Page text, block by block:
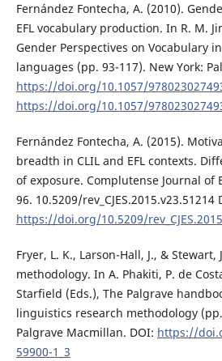
Fernández Fontecha, A. (2010).
EFL vocabulary production. In R. M.
Gender Perspectives on Vocabulary
languages (pp. 93-117). New York:
https://doi.org/10.1057/
https://doi.org/10.1057/
Fernández Fontecha, A. (2015).
breadth in CLIL and EFL contexts.
of exposure. Complutense Journal of
96. 10.5209/rev_CJES.2015.v23.51214
https://doi.org/10.5209/
Fryer, L. K., Larson-Hall, J., &
methodology. In A. Phakiti, P. de
Starfield (Eds.), The Palgrave
linguistics research methodology
Palgrave Macmillan. DOI: https://
59900-1_3